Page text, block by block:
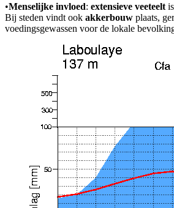
•Menselijke invloed: extensieve veeteelt
Bij steden vindt ook akkerbouw plaats,
voedingsgewassen voor de lokale